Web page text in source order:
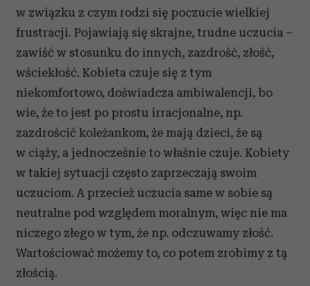
w związku z czym rodzi się poczucie wielkiej
frustracji. Pojawiają się skrajne, trudne uczucia –
zawiść w stosunku do innych, zazdrość, złość,
wściekłość. Kobieta czuje się z tym
niekomfortowo, doświadcza ambiwalencji, bo
wie, że to jest po prostu irracjonalne, np.
zazdrościć koleżankom, że mają dzieci, że są
w ciąży, a jednocześnie to właśnie czuje. Kobiety
w takiej sytuacji często zaprzeczają swoim
uczuciom. A przecież uczucia same w sobie są
neutralne pod względem moralnym, więc nie ma
niczego złego w tym, że np. odczuwamy złość.
Wartościować możemy to, co potem zrobimy z tą
złością.